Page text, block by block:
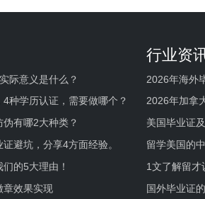
际意义是什么？
种学历认证，需要做哪个？
有哪2大种类？
避坑，分享4方面经验。
的5大理由！
章效果实现
行业资
2026年海外
2026年加拿
美国毕业证
留学美国的
1文了解留才
国外毕业证